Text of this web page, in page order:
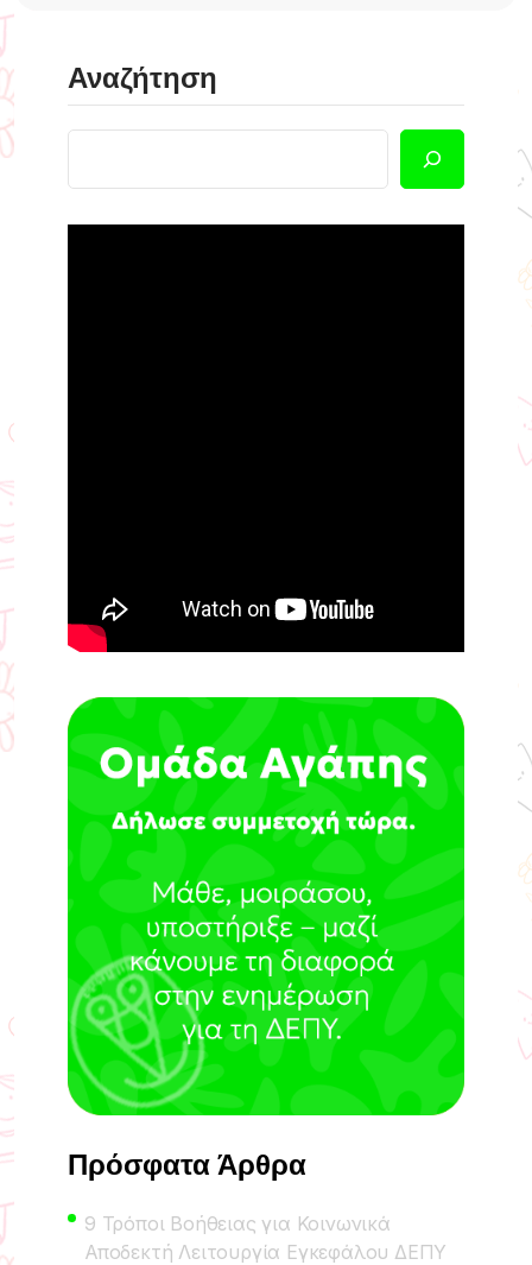
Αναζήτηση
Πρόσφατα Άρθρα
9 Τρόποι Βοήθειας για Κοινωνικά
Αποδεκτή Λειτουργία Εγκεφάλου ΔΕΠΥ